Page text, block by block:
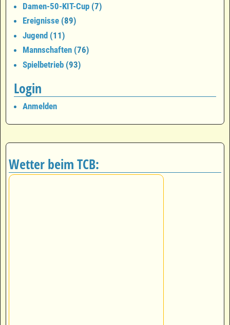
Damen-50-KIT-Cup (7)
Ereignisse (89)
Jugend (11)
Mannschaften (76)
Spielbetrieb (93)
Login
Anmelden
Wetter beim TCB: